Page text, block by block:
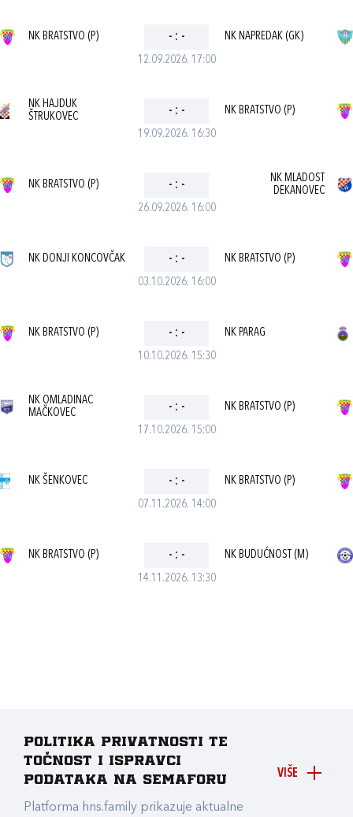
12.09.2026. 17:00
NK BRATSTVO (P) - : - NK NAPREDAK (GK)
19.09.2026. 16:30
NK HAJDUK
ŠTRUKOVEC
- : - NK BRATSTVO (P)
26.09.2026. 16:00
NK BRATSTVO (P) - : -
NK MLADOST
DEKANOVEC
03.10.2026. 16:00
NK DONJI KONCOVČAK - : - NK BRATSTVO (P)
10.10.2026. 15:30
NK BRATSTVO (P) - : - NK PARAG
17.10.2026. 15:00
NK OMLADINAC
MAČKOVEC
- : - NK BRATSTVO (P)
07.11.2026. 14:00
NK ŠENKOVEC - : - NK BRATSTVO (P)
14.11.2026. 13:30
NK BRATSTVO (P) - : - NK BUDUĆNOST (M)
VIŠE
Politika privatnosti te
točnost i ispravci
podataka na Semaforu
Platforma hns.family prikazuje aktualne